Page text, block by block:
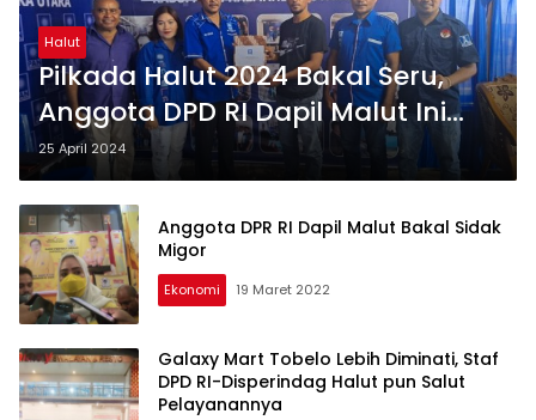
Halut
Pilkada Halut 2024 Bakal Seru,
Anggota DPD RI Dapil Malut Ini
Ikut ‘Turun Gunung’ Bertarung
25 April 2024
Anggota DPR RI Dapil Malut Bakal Sidak
Migor
Ekonomi 19 Maret 2022
Galaxy Mart Tobelo Lebih Diminati, Staf
DPD RI-Disperindag Halut pun Salut
Pelayanannya